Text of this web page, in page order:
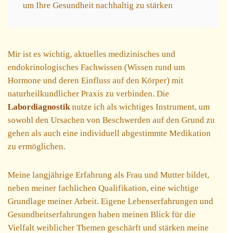
um Ihre Gesundheit nachhaltig zu stärken
Mir ist es wichtig, aktuelles medizinisches und
endokrinologisches Fachwissen (Wissen rund um
Hormone und deren Einfluss auf den Körper) mit
naturheilkundlicher Praxis zu verbinden. Die
Labordiagnostiknutze ich als wichtiges Instrument, um
sowohl den Ursachen von Beschwerden auf den Grund zu
gehen als auch eine individuell abgestimmte Medikation
zu ermöglichen.
Meine langjährige Erfahrung als Frau und Mutter bildet,
neben meiner fachlichen Qualifikation, eine wichtige
Grundlage meiner Arbeit. Eigene Lebenserfahrungen und
Gesundheitserfahrungen haben meinen Blick für die
Vielfalt weiblicher Themen geschärft und stärken meine